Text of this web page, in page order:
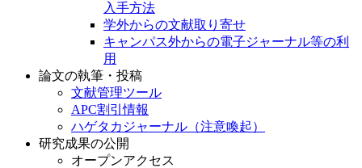
入手方法
学外からの文献取り寄せ
キャンパス外からの電子ジャーナル等の利
用
論文の執筆・投稿
文献管理ツール
APC割引情報
ハゲタカジャーナル（注意喚起）
研究成果の公開
オープンアクセス